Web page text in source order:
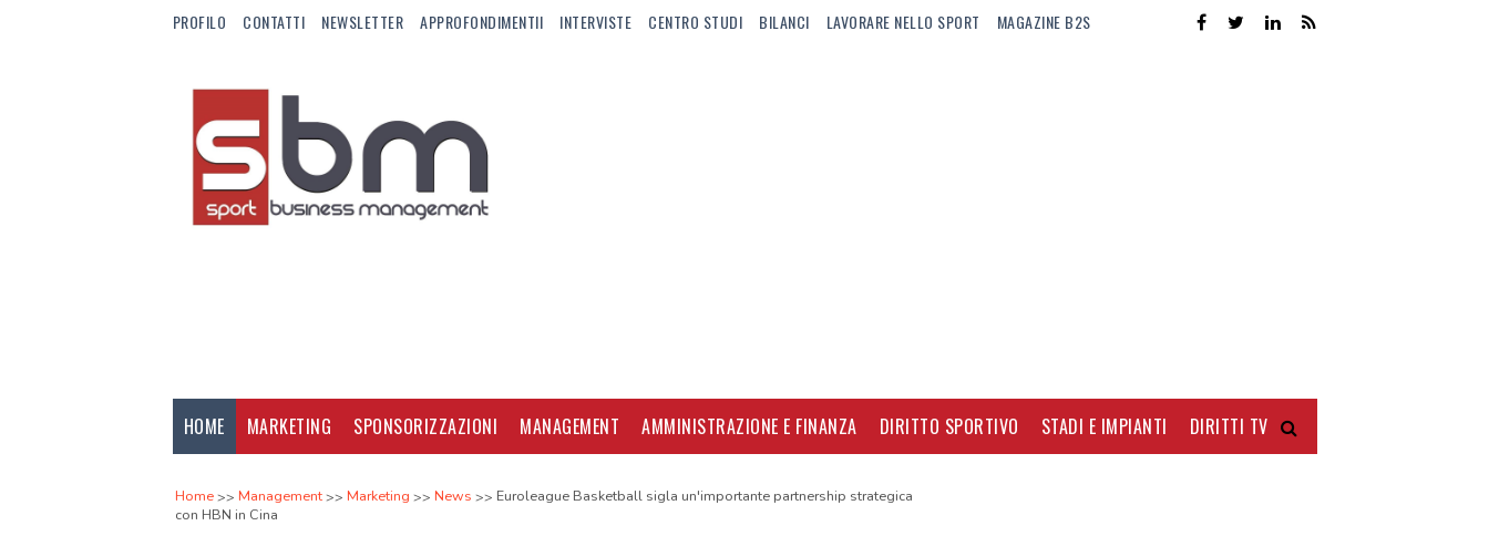
PROFILO CONTATTI NEWSLETTER APPROFONDIMENTII INTERVISTE CENTRO STUDI BILANCI LAVORARE NELLO SPORT MAGAZINE B2S
HOME MARKETING SPONSORIZZAZIONI MANAGEMENT AMMINISTRAZIONE E FINANZA DIRITTO SPORTIVO STADI E IMPIANTI DIRITTI TV
Home Management Marketing News
Euroleague Basketball sigla un'importante partnership strategica
con HBN in Cina